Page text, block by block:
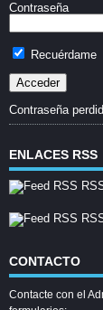
Contraseña
Recuérdame
Contraseña
ENLACES RSS
CONTACTO
Contacte con el